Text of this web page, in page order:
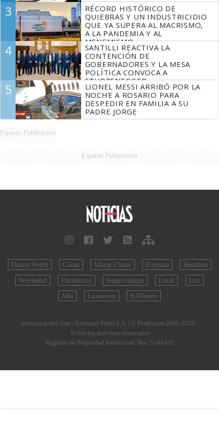
3
RÉCORD HISTÓRICO DE
QUIEBRAS Y UN INDUSTRICIDIO
QUE YA SUPERA AL MACRISMO,
A LA PANDEMIA Y AL
MENEMISMO
4
SANTILLI REACTIVA LA
CONTENCIÓN DE
GOBERNADORES Y LA MESA
POLÍTICA CONVOCA A
STURZENEGGER
5
LIONEL MESSI ARRIBÓ POR LA
NOCHE A ROSARIO PARA
DESPEDIR EN FAMILIA A SU
PADRE JORGE
Espacio Publicitario
Espacio Publicitario
Diario Perfil Caras Marie Claire Fortuna
Hombre
Weekend
Parabrisas Supercampo Look
Luz
Mía
Lunateen BATimes
noticias.perfil.com - Editorial Perfil S.A. | © Perfil.com 2006-2026 -
Todos los derechos reservados
Registro de Propiedad Intelectual: Nro. 5346433